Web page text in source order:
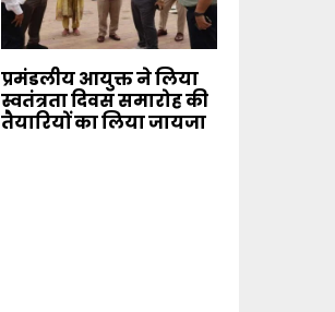
प्रमंडलीय आयुक्त ने लिया
स्वतंत्रता दिवस समारोह की
तैयारियों का लिया जायजा